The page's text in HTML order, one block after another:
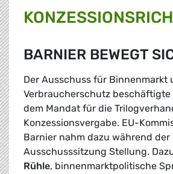
BARNIER BEWEGT
Der Ausschuss für Binnenmarkt
Verbraucherschutz
dem Mandat für die
Konzessionsvergabe. EU-
Barnier nahm dazu während der
Ausschusssitzung Stellung.
Rühle, binnenmarktpolitische